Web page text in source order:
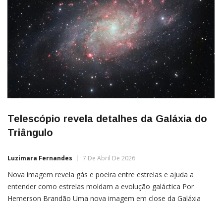
Telescópio revela detalhes da Galáxia do
Triângulo
Luzimara Fernandes 7 De Abril De 2026
Nova imagem revela gás e poeira entre estrelas e ajuda a
entender como estrelas moldam a evolução galáctica Por
Hemerson Brandão Uma nova imagem em close da Galáxia